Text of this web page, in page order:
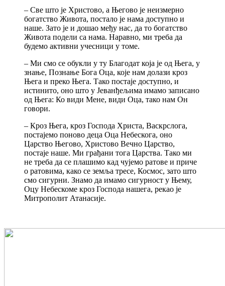
– Све што је Христово, а Његово је неизмерно
богатство Живота, постало је нама доступно и
наше. Зато је и дошао међу нас, да то богатство
Живота подели са нама. Наравно, ми треба да
будемо активни учесници у томе.
– Ми смо се обукли у ту Благодат која је од Њега, у
знање, Познање Бога Оца, које нам долази кроз
Њега и преко Њега. Тако постаје доступно, и
истинито, оно што у Јеванђељима имамо записано
од Њега: Ко види Мене, види Оца, тако нам Он
говори.
– Кроз Њега, кроз Господа Христа, Васкрслога,
постајемо поново деца Оца Небескога, оно
Царство Његово, Христово Вечно Царство,
постаје наше. Ми грађани тога Царства. Тако ми
не треба да се плашимо кад чујемо ратове и приче
о ратовима, како се земља тресе, Космос, зато што
смо сигурни. Знамо да имамо сигурност у Њему,
Оцу Небескоме кроз Господа нашега, рекао је
Митрополит Атанасије.